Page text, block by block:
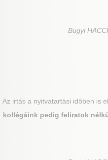
Bugyi
Az irtás a nyitvatartási időben is
kollégáink pedig feliratok